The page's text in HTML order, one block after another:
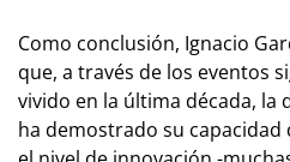
Como conclusión, Ignacio
que, a través de los eventos
vivido en la última década,
ha demostrado su capacidad